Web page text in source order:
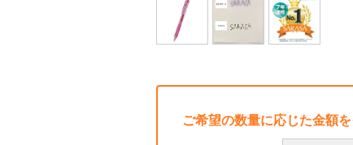
ご希望の数量に応じた金額